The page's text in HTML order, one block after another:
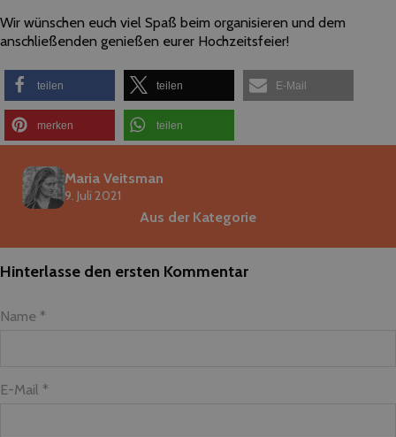
Wir wünschen euch viel Spaß beim organisieren und dem
anschließenden genießen eurer Hochzeitsfeier!
teilen teilen E-Mail
merken teilen
Maria Veitsman
9. Juli 2021
Aus der Kategorie
Hinterlasse den ersten Kommentar
Name *
E-Mail *